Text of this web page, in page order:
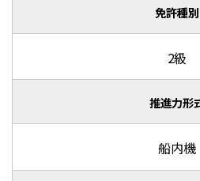
免許種別
2級
推進力形
船内機